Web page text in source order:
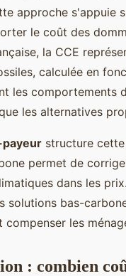
approche s'appuie
le coût des
la CCE
calculée en
les comportements
les alternatives
structure
permet de
dans les
solutions bas-
les
: combien